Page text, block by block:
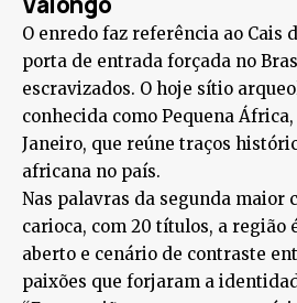
O enredo faz referência ao Cais
porta de entrada forçada no
escravizados. O hoje sítio
conhecida como Pequena
Janeiro, que reúne traços
africana no país.
Nas palavras da segunda maior
carioca, com 20 títulos, a região
aberto e cenário de contraste
paixões que forjaram a